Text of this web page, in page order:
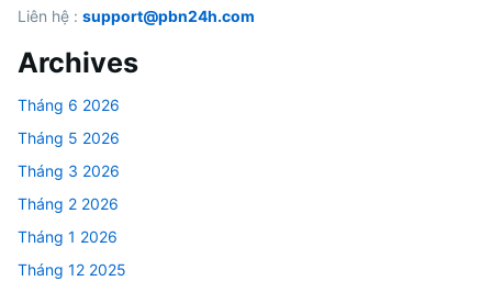
Liên hệ : support@pbn24h.com
Archives
Tháng 6 2026
Tháng 5 2026
Tháng 3 2026
Tháng 2 2026
Tháng 1 2026
Tháng 12 2025